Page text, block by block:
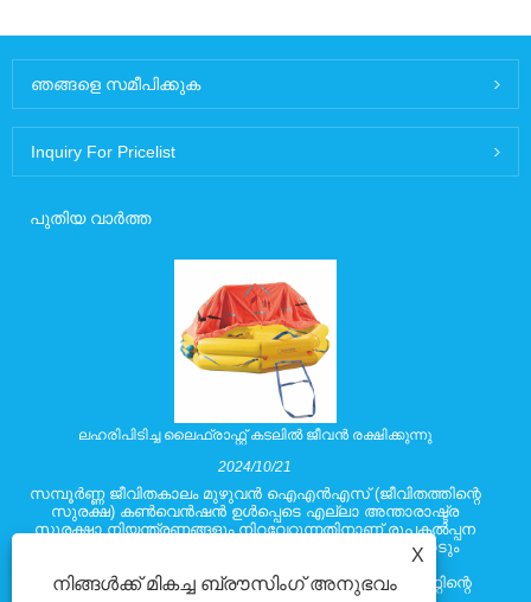
ഞങ്ങളെ സമീപിക്കുക
Inquiry For Pricelist
പുതിയ വാർത്ത
ലഹരിപിടിച്ച ലൈഫ്രാഫ്റ്റ് കടലിൽ ജീവൻ രക്ഷിക്കുന്നു
2024/10/21
സമ്പൂർണ്ണ ജീവിതകാലം മുഴുവൻ ഐഎൻഎസ് (ജീവിതത്തിന്റെ
സുരക്ഷ) കൺവെൻഷൻ ഉൾപ്പെടെ എല്ലാ അന്താരാഷ്ട്ര
സുരക്ഷാ നിയന്ത്രണങ്ങളും നിറവേറ്റുന്നതിനാണ് രൂപകൽപ്പന
ചെയ്തിരിക്കുന്നത്. യാത്രക്കാരോടും ഉപകരണങ്ങളോടും
പൂർണ്ണമായി ലോഡുചെയ്യുമ്പോഴും കഠിനമായ
കാലാവസ്ഥയിൽ നേരുള്ളതും പൊട്ടിക്കുള്ളതുമായ റാഫ്റ്റിന്റെ
X
നിങ്ങൾക്ക് മികച്ച ബ്രൗസിംഗ് അനുഭവം